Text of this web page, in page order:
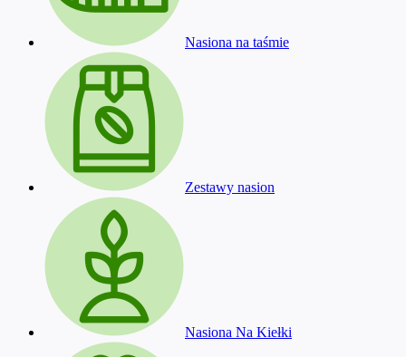
Nasiona na taśmie
Zestawy nasion
Nasiona Na Kiełki